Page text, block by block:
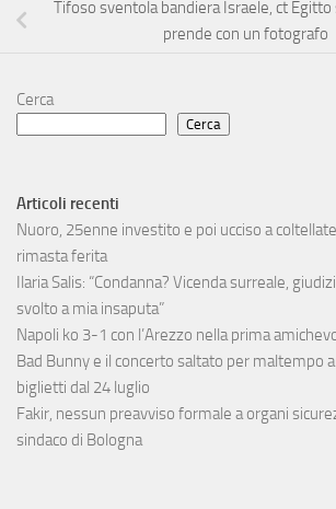
Tifoso sventola bandiera Israele, ct Egitto
prende con un fotografo
Cerca
Cerca
Articoli recenti
Nuoro, 25enne investito e poi ucciso a
rimasta ferita
Ilaria Salis: “Condanna? Vicenda surreale,
svolto a mia insaputa”
Napoli ko 3-1 con l’Arezzo nella prima
Bad Bunny e il concerto saltato per maltempo
biglietti dal 24 luglio
Fakir, nessun preavviso formale a organi
sindaco di Bologna